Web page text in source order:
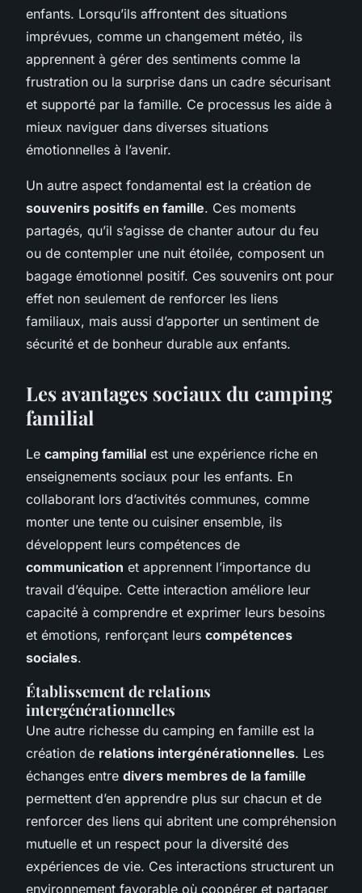
enfants. Lorsqu’ils affrontent des situations
imprévues, comme un changement météo, ils
apprennent à gérer des sentiments comme la
frustration ou la surprise dans un cadre sécurisant
et supporté par la famille. Ce processus les aide à
mieux naviguer dans diverses situations
émotionnelles à l’avenir.
Un autre aspect fondamental est la création de
souvenirs positifs en famille. Ces moments
partagés, qu’il s’agisse de chanter autour du feu
ou de contempler une nuit étoilée, composent un
bagage émotionnel positif. Ces souvenirs ont pour
effet non seulement de renforcer les liens
familiaux, mais aussi d’apporter un sentiment de
sécurité et de bonheur durable aux enfants.
Les avantages sociaux du camping
familial
Le camping familial est une expérience riche en
enseignements sociaux pour les enfants. En
collaborant lors d’activités communes, comme
monter une tente ou cuisiner ensemble, ils
développent leurs compétences de
communication et apprennent l’importance du
travail d’équipe. Cette interaction améliore leur
capacité à comprendre et exprimer leurs besoins
et émotions, renforçant leurs compétences
sociales.
Établissement de relations
intergénérationnelles
Une autre richesse du camping en famille est la
création de relations intergénérationnelles. Les
échanges entre divers membres de la famille
permettent d’en apprendre plus sur chacun et de
renforcer des liens qui abritent une compréhension
mutuelle et un respect pour la diversité des
expériences de vie. Ces interactions structurent un
environnement favorable où coopérer et partager